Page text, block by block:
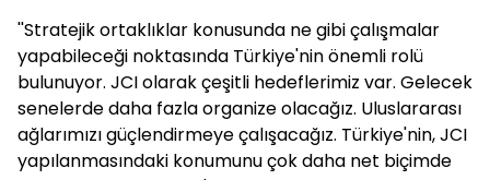
''Stratejik ortaklıklar konusunda ne gibi çalışmalar
yapabileceği noktasında Türkiye'nin önemli rolü
bulunuyor. JCI olarak çeşitli hedeflerimiz var. Gelecek
senelerde daha fazla organize olacağız. Uluslararası
ağlarımızı güçlendirmeye çalışacağız. Türkiye'nin, JCI
yapılanmasındaki konumunu çok daha net biçimde